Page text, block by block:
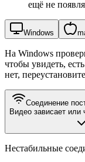
ещё не
Windows
На Windows
чтобы увидеть,
нет,
Соединение
Видео зависает или
Нестабильные